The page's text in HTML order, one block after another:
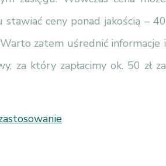
ceny ponad jakością – 40
zatem uśrednić informacje i
za który zapłacimy ok. 50 zł za